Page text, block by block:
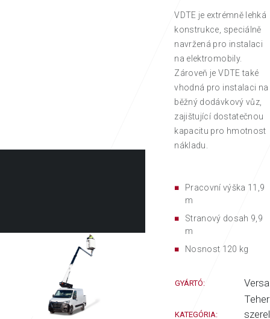
VDTE je extrémně lehká
konstrukce, speciálně
navržená pro instalaci
na elektromobily.
Zároveň je VDTE také
vhodná pro instalaci na
běžný dodávkový vůz,
zajištující dostatečnou
kapacitu pro hmotnost
nákladu.
Pracovní výška 11,9
m
Stranový dosah 9,9
m
Nosnost 120 kg
GYÁRTÓ:
KATEGÓRIA: